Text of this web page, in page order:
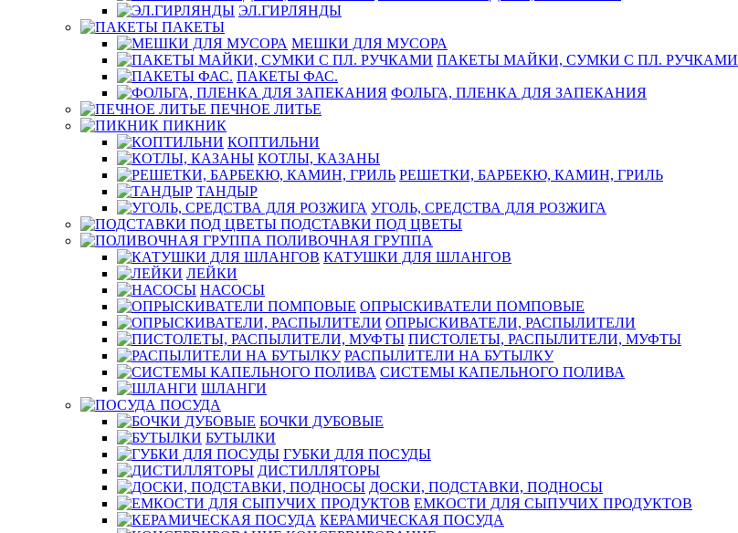
ЭЛ.ГИРЛЯНДЫ
ПАКЕТЫ
МЕШКИ ДЛЯ МУСОРА
ПАКЕТЫ МАЙКИ, СУМКИ С ПЛ. РУЧКАМИ
ПАКЕТЫ ФАС.
ФОЛЬГА, ПЛЕНКА ДЛЯ ЗАПЕКАНИЯ
ПЕЧНОЕ ЛИТЬЕ
ПИКНИК
КОПТИЛЬНИ
КОТЛЫ, КАЗАНЫ
РЕШЕТКИ, БАРБЕКЮ, КАМИН, ГРИЛЬ
ТАНДЫР
УГОЛЬ, СРЕДСТВА ДЛЯ РОЗЖИГА
ПОДСТАВКИ ПОД ЦВЕТЫ
ПОЛИВОЧНАЯ ГРУППА
КАТУШКИ ДЛЯ ШЛАНГОВ
ЛЕЙКИ
НАСОСЫ
ОПРЫСКИВАТЕЛИ ПОМПОВЫЕ
ОПРЫСКИВАТЕЛИ, РАСПЫЛИТЕЛИ
ПИСТОЛЕТЫ, РАСПЫЛИТЕЛИ, МУФТЫ
РАСПЫЛИТЕЛИ НА БУТЫЛКУ
СИСТЕМЫ КАПЕЛЬНОГО ПОЛИВА
ШЛАНГИ
ПОСУДА
БОЧКИ ДУБОВЫЕ
БУТЫЛКИ
ГУБКИ ДЛЯ ПОСУДЫ
ДИСТИЛЛЯТОРЫ
ДОСКИ, ПОДСТАВКИ, ПОДНОСЫ
ЕМКОСТИ ДЛЯ СЫПУЧИХ ПРОДУКТОВ
КЕРАМИЧЕСКАЯ ПОСУДА